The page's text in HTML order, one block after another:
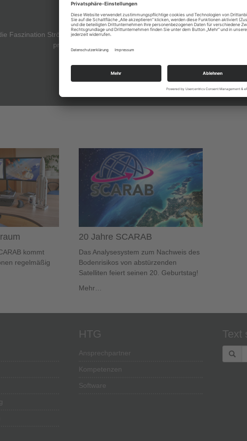
FASZINATION
HTG
Faszination Strömungsmechanik. Dabei ist unsere Produkt- und
praktischen Anwendungen. Entsprechend lassen sich die
• Simulation von
• Industrieberatung auf
kommt
regelmäßig
20 Jahre SCARAB
Das Analysesystem zum Nachweis des
Bodenrisikos von abstürzenden
Satelliten feiert seinen 20. Geburtstag!
Mehr…
HTG
Ansprechpartner
Kompetenzen
Software
Text